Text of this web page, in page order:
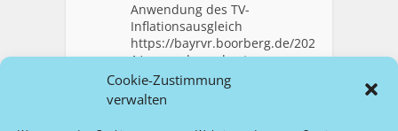
Cookie-Zustimmung
verwalten
Anwendung des TV-
Inflationsausgleich
https://bayrvr.boorberg.de/2026/07/3
1/anwendung-des-tv-
inflationsausgleich/